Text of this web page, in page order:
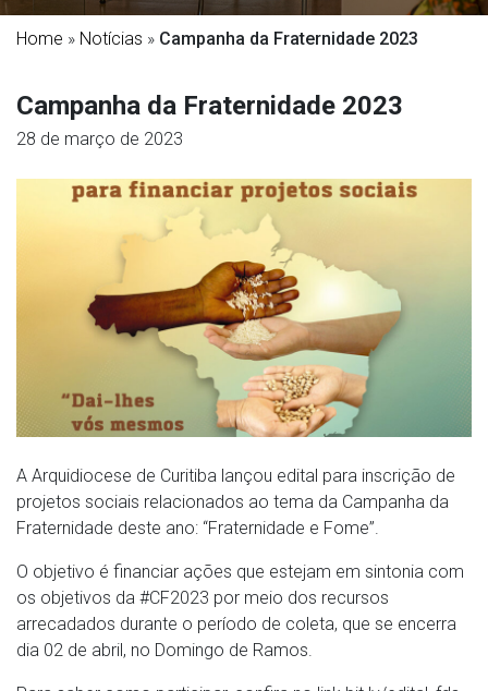
Home » Notícias » Campanha da Fraternidade 2023
Campanha da Fraternidade 2023
28 de março de 2023
A Arquidiocese de Curitiba lançou edital para inscrição de
projetos sociais relacionados ao tema da Campanha da
Fraternidade deste ano: “Fraternidade e Fome”.
O objetivo é financiar ações que estejam em sintonia com
os objetivos da #CF2023 por meio dos recursos
arrecadados durante o período de coleta, que se encerra
dia 02 de abril, no Domingo de Ramos.